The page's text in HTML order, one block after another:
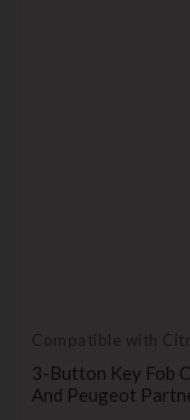
Compatible with
3-Button Key Fob
And Peugeot